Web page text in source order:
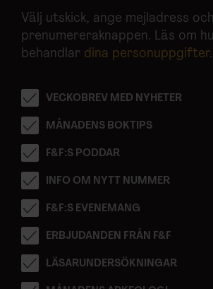
Välj utskick, ange mejladress
prenumereraknappen. Läs om
behandlar dina personuppgifter.
VECKOBREV MED NYHETER
MÅNADENS BOKTIPS
F&F:S PODDAR
INFO OM NYTT NUMMER
F&F:S EVENEMANG
ERBJUDANDEN FRÅN F&F
LÄSARUNDERSÖKNINGAR